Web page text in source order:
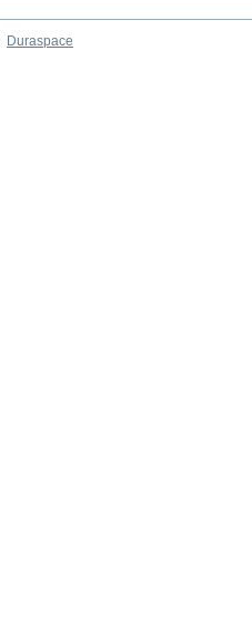
Duraspace